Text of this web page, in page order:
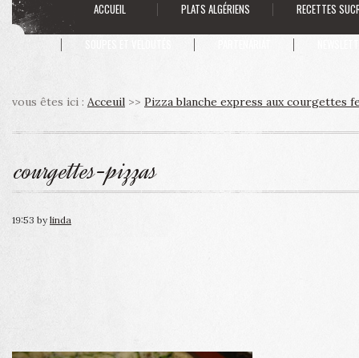
ACCUEIL PLATS ALGÉRIENS RECETTES
vous êtes ici : Acceuil >> Pizza blanche express aux courgettes
courgettes-pizzas
19:53 bylinda